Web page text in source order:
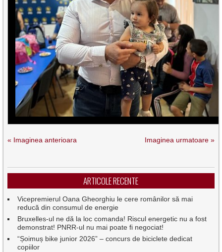
« Imaginea anterioara Imaginea urmatoare »
ARTICOLE RECENTE
Vicepremierul Oana Gheorghiu le cere românilor să mai
reducă din consumul de energie
Bruxelles-ul ne dă la loc comanda! Riscul energetic nu a fost
demonstrat! PNRR-ul nu mai poate fi negociat!
“Șoimuș bike junior 2026” – concurs de biciclete dedicat
copiilor